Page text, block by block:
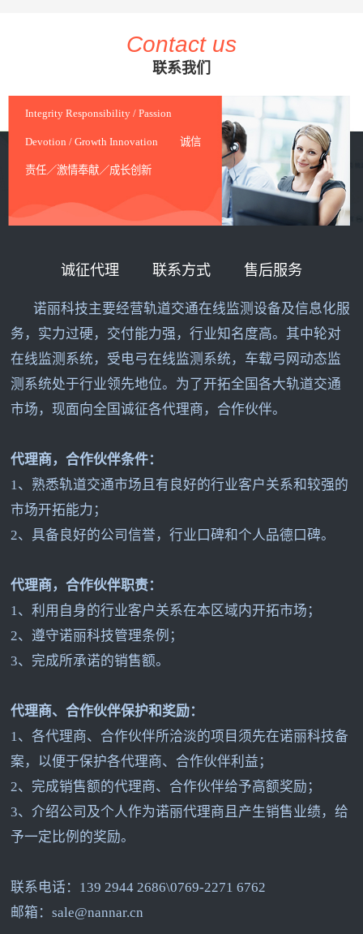
Contact us
联系我们
Integrity Responsibility / Passion
Devotion / Growth Innovation 诚信
责任／激情奉献／成长创新
诚征代理 联系方式 售后服务
诺丽科技主要经营轨道交通在线监测设备及信息化服
务，实力过硬，交付能力强，行业知名度高。其中轮对
在线监测系统，受电弓在线监测系统，车载弓网动态监
测系统处于行业领先地位。为了开拓全国各大轨道交通
市场，现面向全国诚征各代理商，合作伙伴。
代理商，合作伙伴条件：
1、熟悉轨道交通市场且有良好的行业客户关系和较强的
市场开拓能力；
2、具备良好的公司信誉，行业口碑和个人品德口碑。
代理商，合作伙伴职责：
1、利用自身的行业客户关系在本区域内开拓市场；
2、遵守诺丽科技管理条例；
3、完成所承诺的销售额。
代理商、合作伙伴保护和奖励：
1、各代理商、合作伙伴所洽淡的项目须先在诺丽科技备
案，以便于保护各代理商、合作伙伴利益；
2、完成销售额的代理商、合作伙伴给予高额奖励；
3、介绍公司及个人作为诺丽代理商且产生销售业绩，给
予一定比例的奖励。
联系电话：139 2944 2686\0769-2271 6762
邮箱：sale@nannar.cn